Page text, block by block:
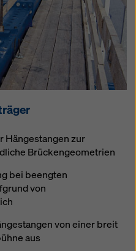
Hängestangen zur
Brückengeometrien
bei beengten
von
von einer breit
aus